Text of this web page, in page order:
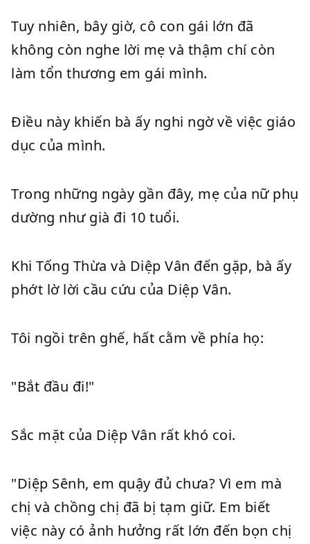
Tuy nhiên, bây giờ, cô con gái lớn đã
không còn nghe lời mẹ và thậm chí còn
làm tổn thương em gái mình.
Điều này khiến bà ấy nghi ngờ về việc giáo
dục của mình.
Trong những ngày gần đây, mẹ của nữ phụ
dường như già đi 10 tuổi.
Khi Tống Thừa và Diệp Vân đến gặp, bà ấy
phớt lờ lời cầu cứu của Diệp Vân.
Tôi ngồi trên ghế, hất cằm về phía họ:
"Bắt đầu đi!"
Sắc mặt của Diệp Vân rất khó coi.
"Diệp Sênh, em quậy đủ chưa? Vì em mà
chị và chồng chị đã bị tạm giữ. Em biết
việc này có ảnh hưởng rất lớn đến bọn chị